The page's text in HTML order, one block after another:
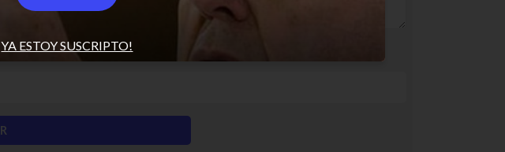
YA ESTOY SUSCRIPTO!